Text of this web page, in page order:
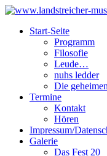
Start-Seite
Programm
Filosofie
Leude…
nuhs ledder
Die
Termine
Kontakt
Hören
Impressum/
Galerie
Das Fest 20